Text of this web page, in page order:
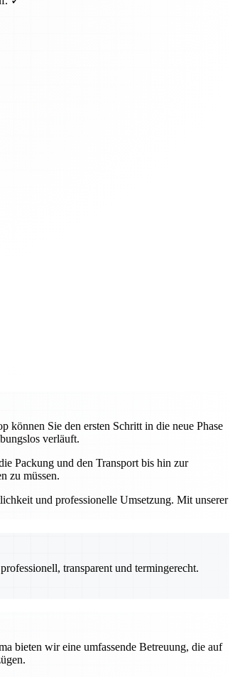
Sie den ersten Schritt in die neue Phase
verläuft.
Packung und den Transport bis hin zur
zu müssen.
und professionelle Umsetzung. Mit unserer
transparent und termingerecht.
bieten wir eine umfassende Betreuung, die auf